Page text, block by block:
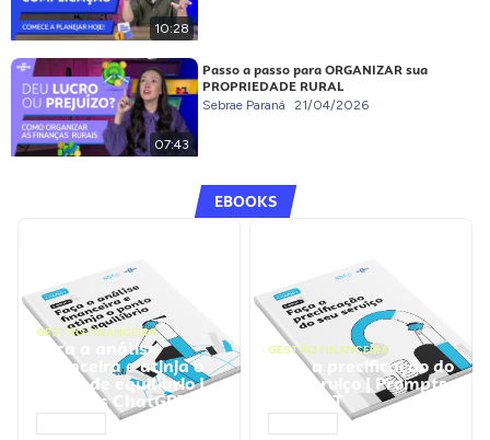
10:28
07:43
Passo a passo para ORGANIZAR sua
PROPRIEDADE RURAL
Sebrae Paraná 21/04/2026
EBOOKS
GESTÃO FINANCEIRA
Faça a análise
financeira e atinja o
ponto de equilíbrio |
Prompts ChatGPT
GESTÃO FINANCEIRA
Faça a precificação do
seu serviço | Prompts
ChatGPT